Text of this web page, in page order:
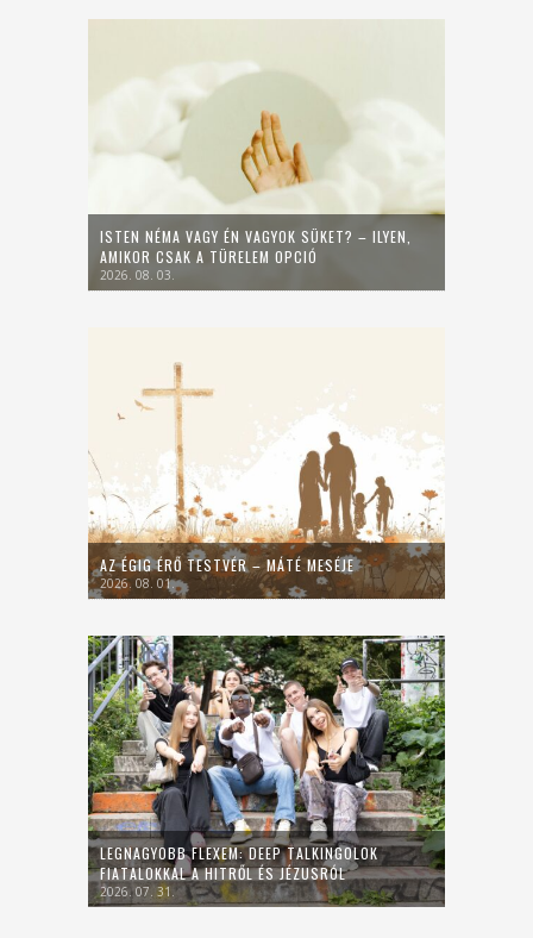
ISTEN NÉMA VAGY ÉN VAGYOK SÜKET? – ILYEN,
AMIKOR CSAK A TÜRELEM OPCIÓ
2026. 08. 03.
AZ ÉGIG ÉRŐ TESTVÉR – MÁTÉ MESÉJE
2026. 08. 01.
LEGNAGYOBB FLEXEM: DEEP TALKINGOLOK
FIATALOKKAL A HITRŐL ÉS JÉZUSRÓL
2026. 07. 31.